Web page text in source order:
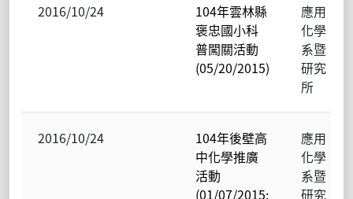
2016/10/24
104年雲林縣
褒忠國小科
普闖關活動
(05/20/2015)
應用
化學
系暨
研究
所
2016/10/24
104年後壁高
中化學推廣
活動
(01/07/2015;
應用
化學
系暨
研究